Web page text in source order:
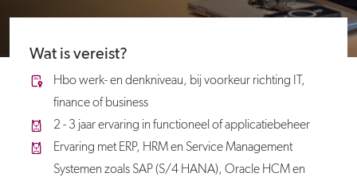
Wat is vereist?
Hbo werk- en denkniveau, bij voorkeur richting IT,
finance of business
2 - 3 jaar ervaring in functioneel of applicatiebeheer
Ervaring met ERP, HRM en Service Management
Systemen zoals SAP (S/4 HANA), Oracle HCM en